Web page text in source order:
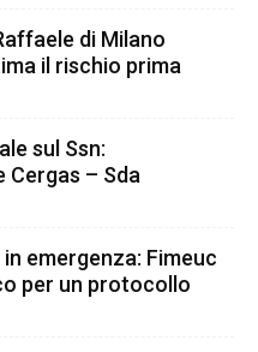
di Milano
il rischio prima
sul Ssn:
– Sda
emergenza: Fimeuc
per un protocollo